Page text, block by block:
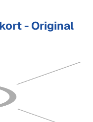
- Original